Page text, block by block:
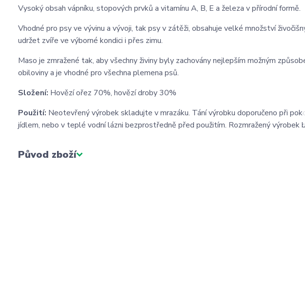
Vysoký obsah vápníku, stopových prvků a vitamínu A, B, E a železa v přírodní formě.
Vhodné pro psy ve vývinu a vývoji, tak psy v zátěži, obsahuje velké množství
udržet zvíře ve výborné kondici i přes zimu.
Maso je zmražené tak, aby všechny živiny byly zachovány nejlepším možným
obiloviny a je vhodné pro všechna plemena psů.
Složení: Hovězí ořez 70%, hovězí droby 30%
Použití: Neotevřený výrobek skladujte v mrazáku. Tání výrobku doporučeno při
jídlem, nebo v teplé vodní lázni bezprostředně před použitím. Rozmražený výrobek
Původ zboží